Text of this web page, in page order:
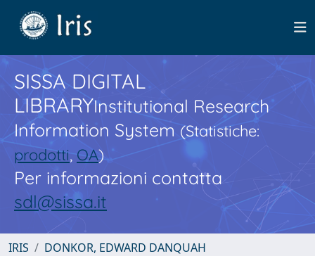
SISSA DIGITAL
LIBRARYInstitutional Research
Information System(Statistiche:
prodotti,OA)
Per informazioni contatta
sdl@sissa.it
IRIS
DONKOR, EDWARD DANQUAH